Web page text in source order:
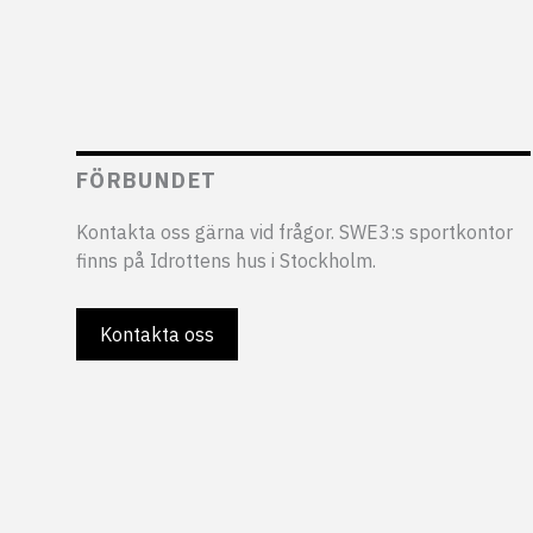
FÖRBUNDET
Kontakta oss gärna vid frågor. SWE3:s sportkontor
finns på Idrottens hus i Stockholm.
Kontakta oss